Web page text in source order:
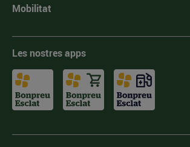
Mobilitat
Les nostres apps